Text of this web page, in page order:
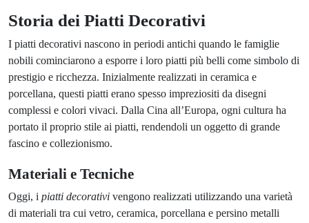
Storia dei Piatti Decorativi
I piatti decorativi nascono in periodi antichi quando le famiglie
nobili cominciarono a esporre i loro piatti più belli come simbolo di
prestigio e ricchezza. Inizialmente realizzati in ceramica e
porcellana, questi piatti erano spesso impreziositi da disegni
complessi e colori vivaci. Dalla Cina all’Europa, ogni cultura ha
portato il proprio stile ai piatti, rendendoli un oggetto di grande
fascino e collezionismo.
Materiali e Tecniche
Oggi, i piatti decorativi vengono realizzati utilizzando una varietà
di materiali tra cui vetro, ceramica, porcellana e persino metalli